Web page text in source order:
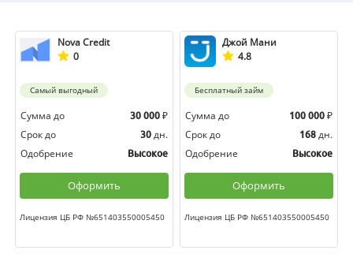
Nova Credit
0
Самый выгодный
Сумма до 30 000 ₽
Срок до
30 дн.
Одобрение
Высокое
Оформить
Лицензия ЦБ РФ №651403550005450
Джой Мани
4.8
Бесплатный займ
Сумма до 100 000 ₽
Срок до
168 дн.
Одобрение
Высокое
Оформить
Лицензия ЦБ РФ №651403550005450